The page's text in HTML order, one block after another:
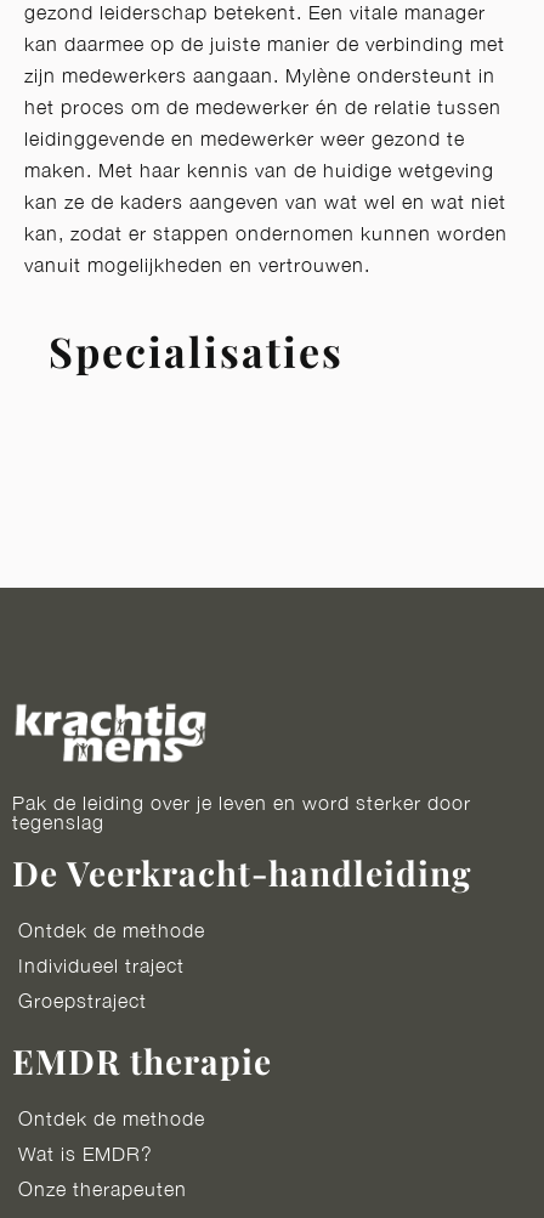
gezond leiderschap betekent. Een vitale manager
kan daarmee op de juiste manier de verbinding met
zijn medewerkers aangaan. Mylène ondersteunt in
het proces om de medewerker én de relatie tussen
leidinggevende en medewerker weer gezond te
maken. Met haar kennis van de huidige wetgeving
kan ze de kaders aangeven van wat wel en wat niet
kan, zodat er stappen ondernomen kunnen worden
vanuit mogelijkheden en vertrouwen.
Specialisaties
Pak de leiding over je leven en word sterker door
tegenslag
De Veerkracht-handleiding
Ontdek de methode
Individueel traject
Groepstraject
EMDR therapie
Ontdek de methode
Wat is EMDR?
Onze therapeuten